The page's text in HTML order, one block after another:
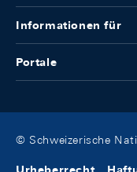
Informationen für
Portale
© Schweizerische